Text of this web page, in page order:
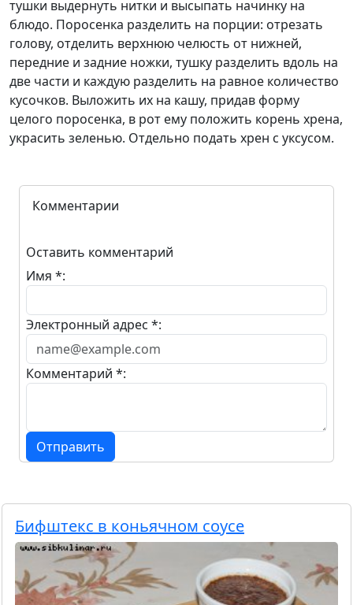
тушки выдернуть нитки и высыпать начинку на
блюдо. Поросенка разделить на порции: отрезать
голову, отделить верхнюю челюсть от нижней,
передние и задние ножки, тушку разделить вдоль на
две части и каждую разделить на равное количество
кусочков. Выложить их на кашу, придав форму
целого поросенка, в рот ему положить корень хрена,
украсить зеленью. Отдельно подать хрен с уксусом.
Комментарии
Оставить комментарий
Имя *:
Электронный адрес *:
Комментарий *:
Отправить
Бифштекс в коньячном соусе